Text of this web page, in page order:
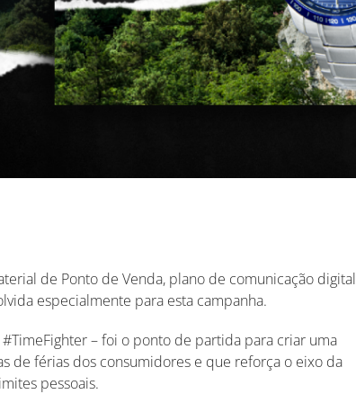
de Ponto de Venda, plano de comunicação digital
especialmente para esta campanha.
– foi o ponto de partida para criar uma
de férias dos consumidores e que reforça o eixo da
pessoais.